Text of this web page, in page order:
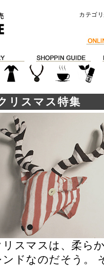
カテゴ
リスマス特集
リスマスは、柔ら
ンドなのだそう。